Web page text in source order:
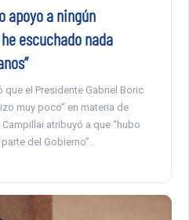
apoyo a ningún
escuchado nada
el Presidente Gabriel Boric
muy poco” en materia de
Campillai atribuyó a que “hubo
del Gobierno”.